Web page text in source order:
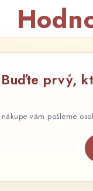
Buďte prvý,
nákupe vám pošleme